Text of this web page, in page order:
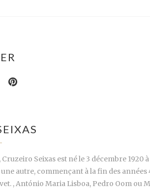
Seixas est né le 3 décembre 1920
autre, commençant à la fin des
, António Maria Lisboa, Pedro Oom ou